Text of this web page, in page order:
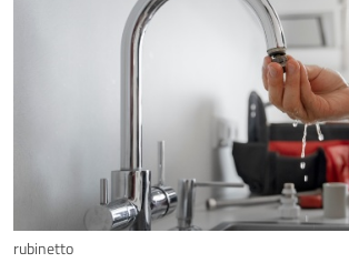
rubinetto